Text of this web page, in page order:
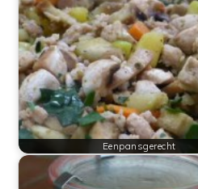
Eenpansgerecht